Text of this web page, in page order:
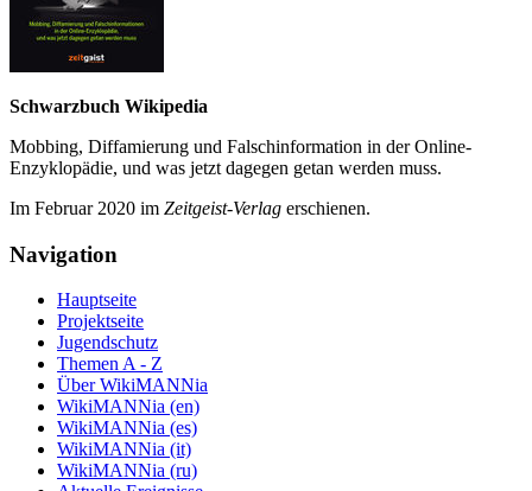
Schwarzbuch Wikipedia
Mobbing, Diffamierung und Falsch­information in der Online-
Enzyklo­pädie, und was jetzt da­gegen getan werden muss.
Im Februar 2020 im Zeit­geist-Verlag erschienen.
Navigation
Hauptseite
Projektseite
Jugendschutz
Themen A - Z
Über WikiMANNia
WikiMANNia (en)
WikiMANNia (es)
WikiMANNia (it)
WikiMANNia (ru)